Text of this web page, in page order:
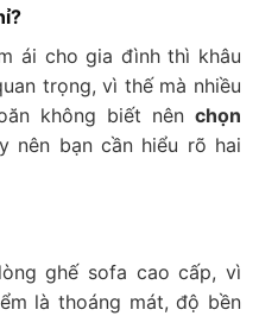
ái cho gia đình thì khâu
trọng, vì thế mà nhiều
không biết nên chọn
nên bạn cần hiểu rõ hai
ghế sofa cao cấp, vì
là thoáng mát, độ bền